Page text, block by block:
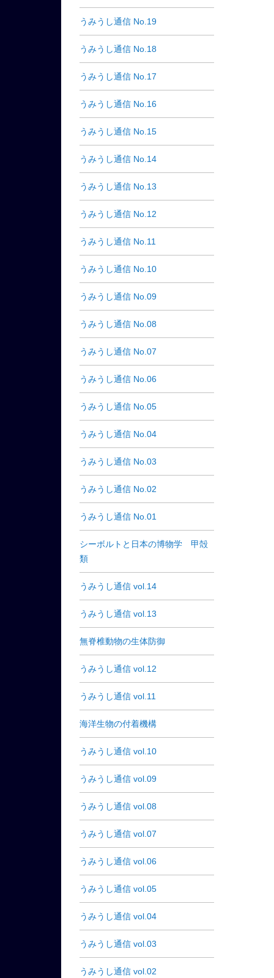
うみうし通信 No.19
うみうし通信 No.18
うみうし通信 No.17
うみうし通信 No.16
うみうし通信 No.15
うみうし通信 No.14
うみうし通信 No.13
うみうし通信 No.12
うみうし通信 No.11
うみうし通信 No.10
うみうし通信 No.09
うみうし通信 No.08
うみうし通信 No.07
うみうし通信 No.06
うみうし通信 No.05
うみうし通信 No.04
うみうし通信 No.03
うみうし通信 No.02
うみうし通信 No.01
シーボルトと日本の博物学 甲殻
類
うみうし通信 vol.14
うみうし通信 vol.13
無脊椎動物の生体防御
うみうし通信 vol.12
うみうし通信 vol.11
海洋生物の付着機構
うみうし通信 vol.10
うみうし通信 vol.09
うみうし通信 vol.08
うみうし通信 vol.07
うみうし通信 vol.06
うみうし通信 vol.05
うみうし通信 vol.04
うみうし通信 vol.03
うみうし通信 vol.02